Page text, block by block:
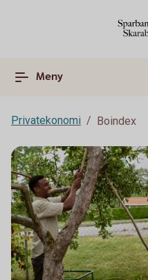
Meny
Privatekonomi Boindex